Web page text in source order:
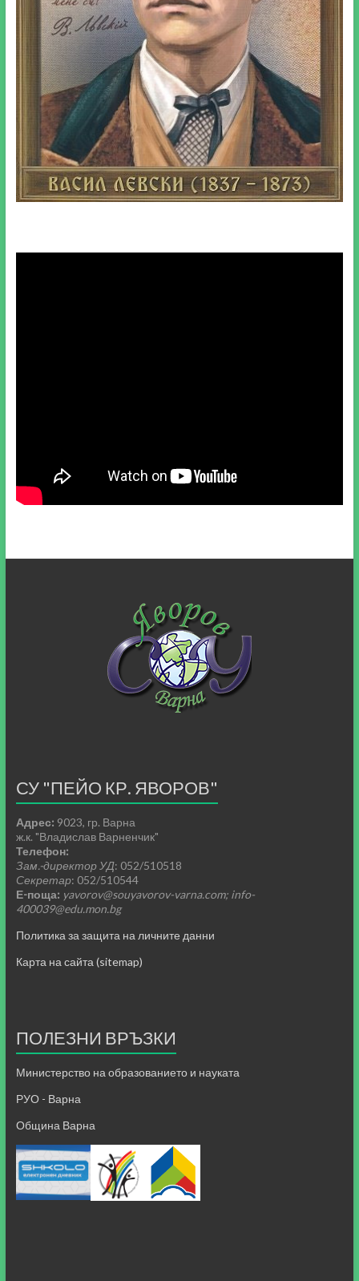
СУ "ПЕЙО КР. ЯВОРОВ"
Адрес: 9023, гр. Варна
ж.к. "Владислав Варненчик"
Телефон:
Зам.-директор УД: 052/510518
Секретар: 052/510544
Е-поща: yavorov@souyavorov-varna.com; info-
400039@edu.mon.bg
Политика за защита на личните данни
Карта на сайта (sitemap)
ПОЛЕЗНИ ВРЪЗКИ
Министерство на образованието и науката
РУО - Варна
Община Варна